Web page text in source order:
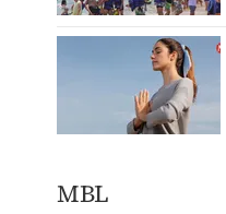
MBL ​